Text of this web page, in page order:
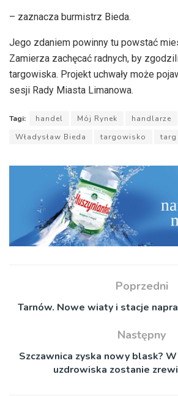
– zaznacza burmistrz Bieda.
Jego zdaniem powinny tu powstać
Zamierza zachęcać radnych, by
targowiska. Projekt uchwały może
sesji Rady Miasta Limanowa.
Tagi: handel Mój Rynek handlarze
Władysław Bieda
targowisko targ
Poprzedni
Tarnów. Nowe wiaty i stacje
Następny
Szczawnica zyska nowy blask?
uzdrowiska zostanie